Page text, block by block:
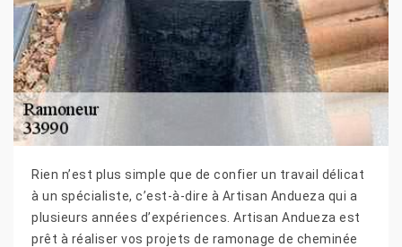
Rien n’est plus simple que de confier un travail délicat
à un spécialiste, c’est-à-dire à Artisan Andueza qui a
plusieurs années d’expériences. Artisan Andueza est
prêt à réaliser vos projets de ramonage de cheminée